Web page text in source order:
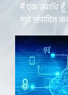
मैं एक उपाधि
मुझे संपादित